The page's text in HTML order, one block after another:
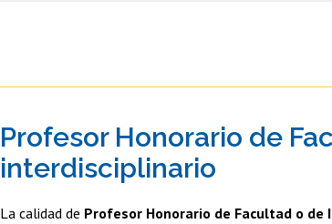
Profesor Honorario de
interdisciplinario
La calidad de Profesor Honorario de Facultad o